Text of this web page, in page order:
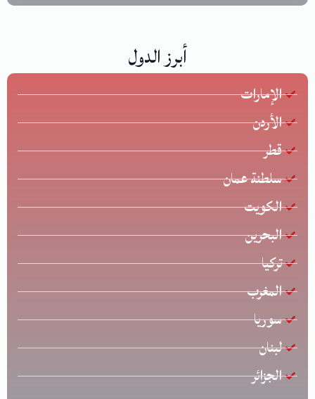
أبرز الدول
الإمارات
الأردن
قطر
سلطنة عمان
الكويت
البحرين
تركيا
المغرب
سوريا
لبنان
الجزائر